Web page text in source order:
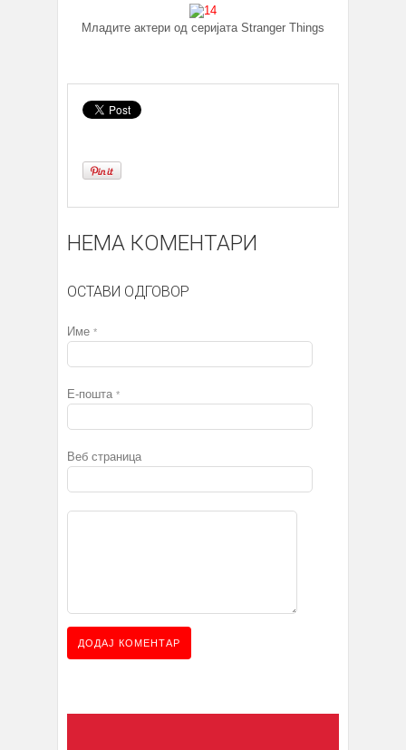
Младите актери од серијата Stranger Things
НЕМА КОМЕНТАРИ
ОСТАВИ ОДГОВОР
Име *
Е-пошта *
Веб страница